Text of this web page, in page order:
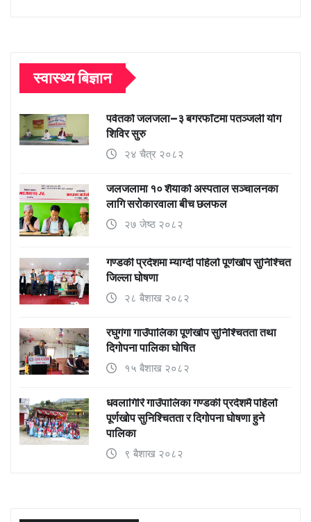
स्वास्थ्य बिज्ञान
पर्वतको जलजला–३ बगरफाँटमा पतञ्जली योग
शिविर सुरु
२४ चैत्र २०८२
जलजलामा १० शैयाको अस्पताल सञ्चालनका
लागि सरोकारवाला बीच छलफल
२७ जेष्ठ २०८२
गण्डकी प्रदेशमा म्याग्दी पहिलो पूर्णखोप सुनिश्चित
जिल्ला घोषणा
२८ बैशाख २०८२
रघुगंगा गाउँपालिका पूर्णखोप सुनिश्चितता तथा
दिगोपना पालिका घोषित
१५ बैशाख २०८२
धवलागिरि गाउँपालिका गण्डकी प्रदेशमै पहिलो
पूर्णखोप सुनिश्चितता र दिगोपना घोषणा हुने
पालिका
९ बैशाख २०८२